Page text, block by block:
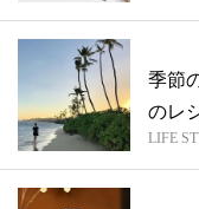
季節
のレ
チ...
LIFE